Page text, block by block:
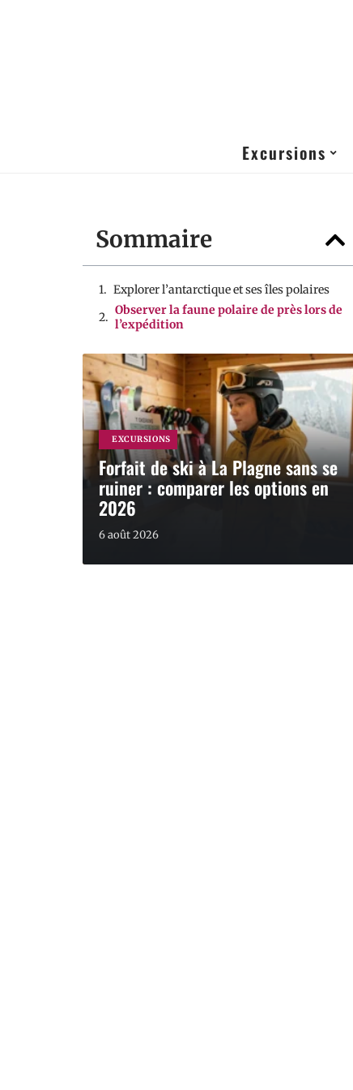
Excursions
Sommaire
Explorer l’antarctique et ses îles polaires
Observer la faune polaire de près lors de
l’expédition
EXCURSIONS
Forfait de ski à La Plagne sans se
ruiner : comparer les options en
2026
6 août 2026